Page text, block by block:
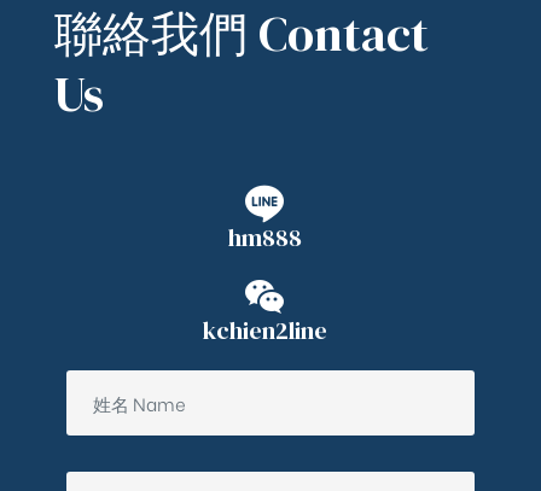
聯絡我們 Contact
Us
hm888
kchien2line